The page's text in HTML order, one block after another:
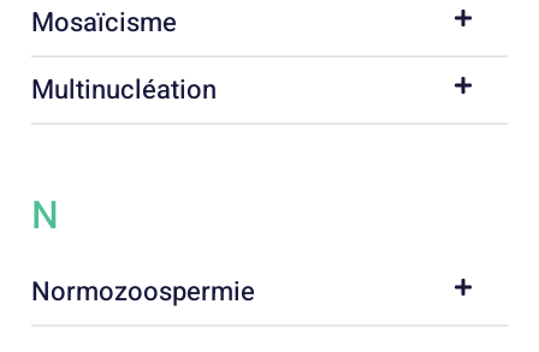
Mosaïcisme
Multinucléation
N
Normozoospermie